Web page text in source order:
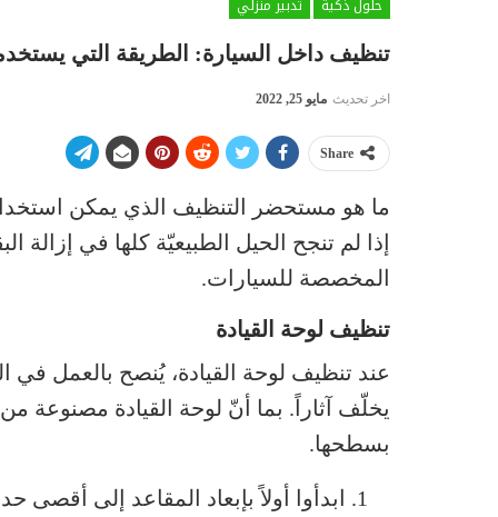
حلول ذكية
تدبير منزلي
تنظيف داخل السيارة: الطريقة التي
اخر تحديث مايو 25, 2022
Share
ما هو مستحضر التنظيف الذي يمكن
إذا لم تنجح الحيل الطبيعيّة كلها في إزالة
المخصصة للسيارات.
تنظيف لوحة القيادة
عند تنظيف لوحة القيادة، يُنصح بالعمل
يخلّف آثاراً. بما أنّ لوحة القيادة مصنوعة
بسطحها.
ابدأوا أولاً بإبعاد المقاعد إلى أقصى